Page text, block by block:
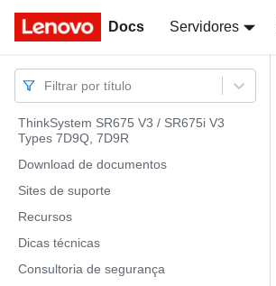
Docs Servidores
Docs
Filtrar por título
ThinkSystem SR675 V3 / SR675i V3
Types 7D9Q, 7D9R
Download de documentos
Sites de suporte
Recursos
Dicas técnicas
Consultoria de segurança